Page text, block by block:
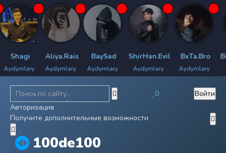
Aliya.Rais
Aydymlary
BaySad
Aydymlary
ShirHan.Evil
Aydymlary
BxTa.Bro
Aydymlary
100de100
0
Войти
Авторизация
Получите дополнительные возможности